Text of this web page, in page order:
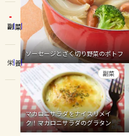
コンテンツ
レシピ
トーク
よくあるお問い合わせ
お買い物
ピーマン
みょうが
副菜
栄養
ソーセージとざく切り野菜のポトフ
マカロニサラダをナイスリメイ
ク！マカロニサラダのグラタン
副菜